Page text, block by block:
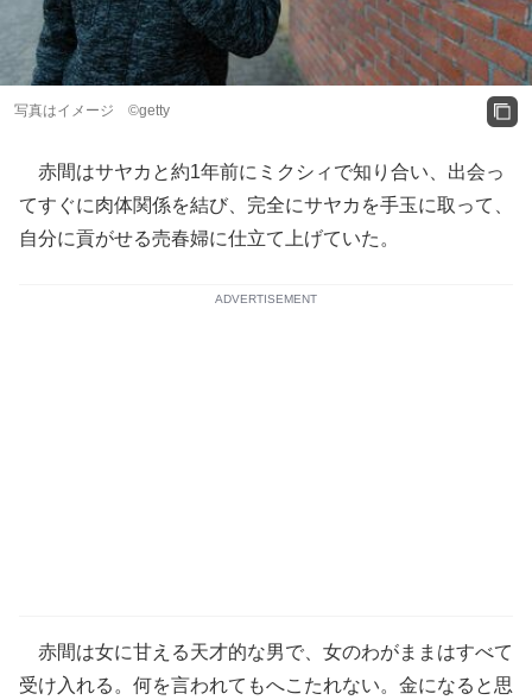
写真はイメージ ©getty
赤間はサヤカと約1年前にミクシィで知り合い、出会っ
てすぐに肉体関係を結び、完全にサヤカを手玉に取って、
自分に貢がせる売春婦に仕立て上げていた。
ADVERTISEMENT
赤間は女に甘える天才的な男で、女のわがままはすべて
受け入れる。何を言われてもへこたれない。金になると思